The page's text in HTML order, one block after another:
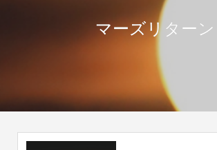
マーズリターン